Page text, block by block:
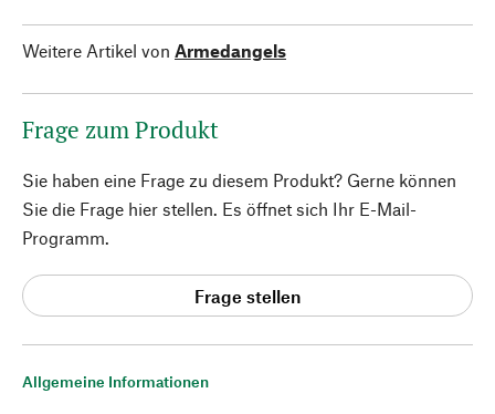
Allgemeine Informationen
Weitere Artikel von Armedangels
Frage zum Produkt
Sie haben eine Frage zu diesem Produkt? Gerne können
Sie die Frage hier stellen. Es öffnet sich Ihr E-Mail-
Programm.
Frage stellen